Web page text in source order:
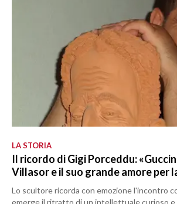
LA STORIA
Il ricordo di Gigi Porceddu:
Villasor e il suo grande amore per
Lo scultore ricorda con emozione l'incontro